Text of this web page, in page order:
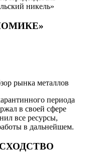
никель»
рынка металлов
периода
в своей сфере
все ресурсы,
в дальнейшем.